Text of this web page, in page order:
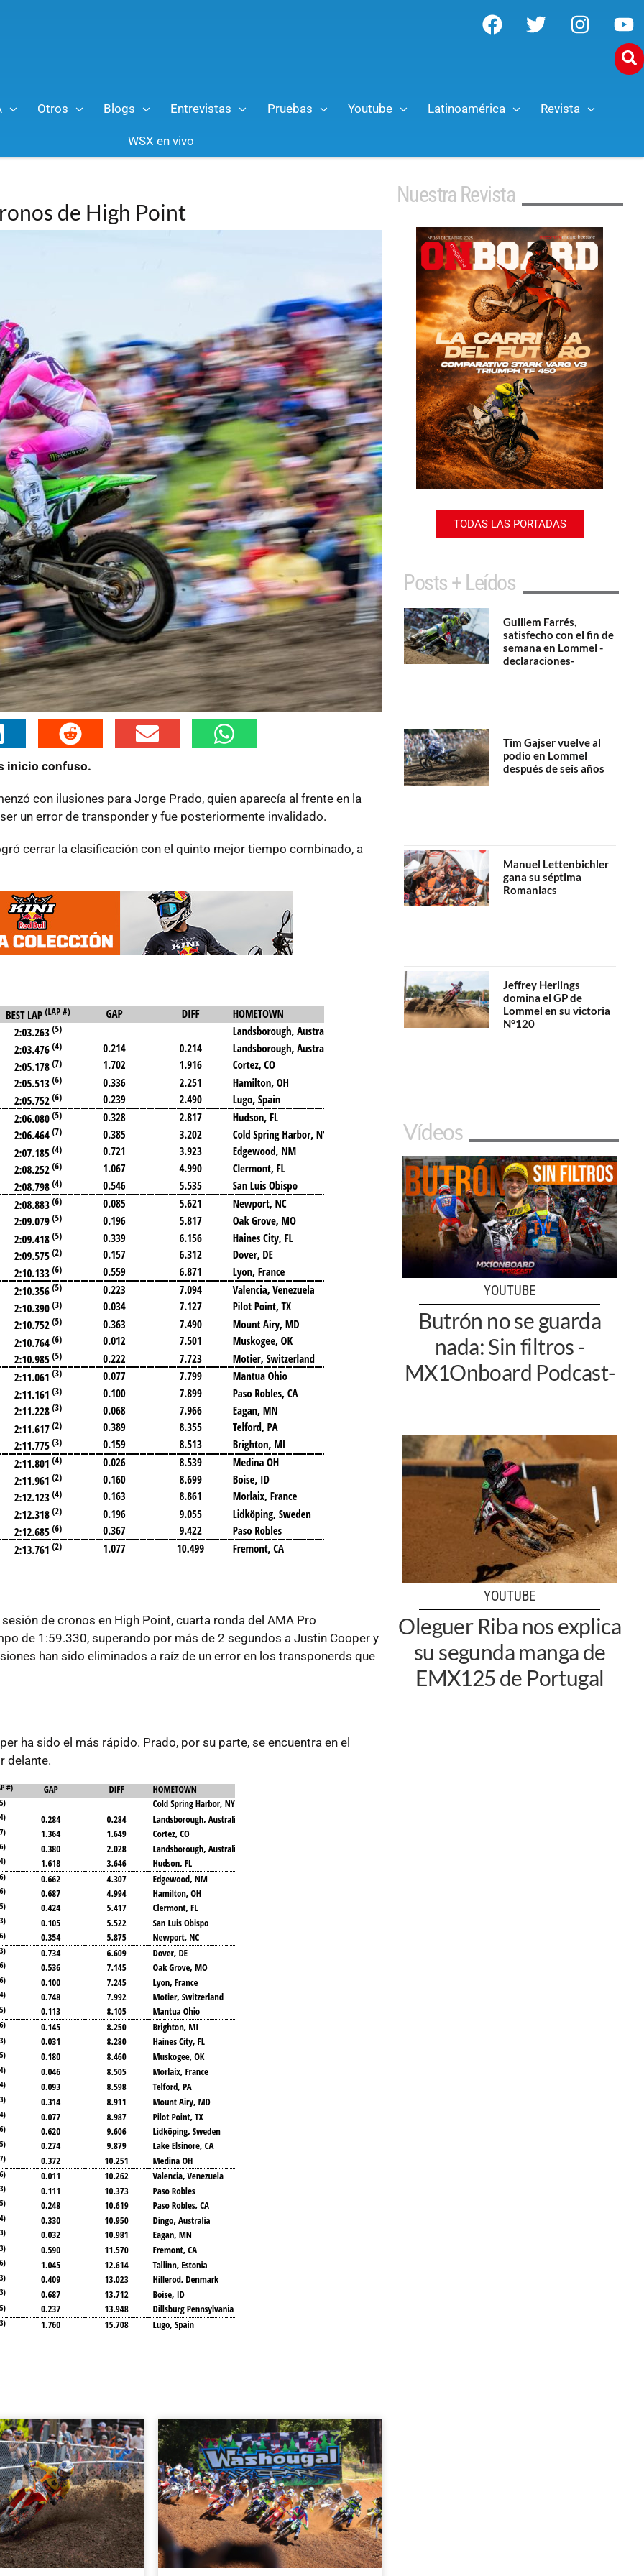
Otros Blogs Entrevistas Pruebas Youtube Latinoamérica Revista
WSX en vivo
de High Point
inicio confuso.
con ilusiones para Jorge Prado, quien aparecía al frente en la
un error de transponder y fue posteriormente invalidado.
cerrar la clasificación con el quinto mejor tiempo combinado, a
de cronos en High Point, cuarta ronda del AMA Pro
de 1:59.330, superando por más de 2 segundos a Justin Cooper y
han sido eliminados a raíz de un error en los transponerds que
ha sido el más rápido. Prado, por su parte, se encuentra en el
delante.
Nuestra Revista
TODAS LAS PORTADAS
Posts + Leídos
Guillem Farrés,
satisfecho con el fin de
semana en Lommel -
declaraciones-
Tim Gajser vuelve al
podio en Lommel
después de seis años
Manuel Lettenbichler
gana su séptima
Romaniacs
Jeffrey Herlings
domina el GP de
Lommel en su victoria
N°120
Vídeos
YOUTUBE
Butrón no se guarda
nada: Sin filtros -
MX1Onboard Podcast-
YOUTUBE
Oleguer Riba nos explica
su segunda manga de
EMX125 de Portugal